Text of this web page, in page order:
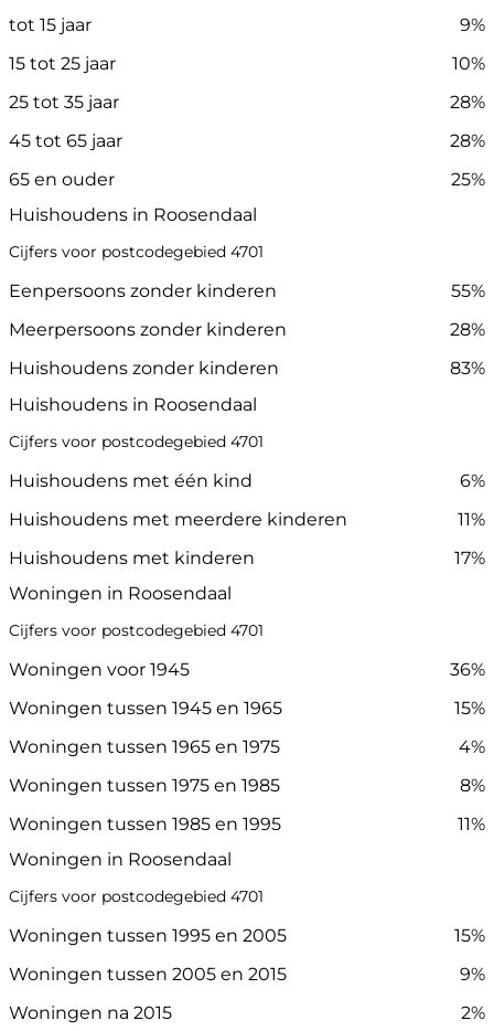
tot 15 jaar
9%
15 tot 25 jaar
10%
25 tot 35 jaar
28%
45 tot 65 jaar
28%
65 en ouder
25%
Huishoudens in Roosendaal
Cijfers voor postcodegebied 4701
Eenpersoons zonder kinderen
55%
Meerpersoons zonder kinderen
28%
Huishoudens zonder kinderen
83%
Huishoudens in Roosendaal
Cijfers voor postcodegebied 4701
Huishoudens met één kind
6%
Huishoudens met meerdere kinderen
11%
Huishoudens met kinderen
17%
Woningen in Roosendaal
Cijfers voor postcodegebied 4701
Woningen voor 1945
36%
Woningen tussen 1945 en 1965
15%
Woningen tussen 1965 en 1975
4%
Woningen tussen 1975 en 1985
8%
Woningen tussen 1985 en 1995
11%
Woningen in Roosendaal
Cijfers voor postcodegebied 4701
Woningen tussen 1995 en 2005
15%
Woningen tussen 2005 en 2015
9%
Woningen na 2015
2%